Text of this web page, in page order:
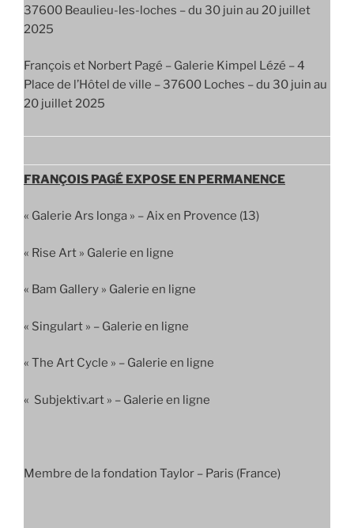
37600 Beaulieu-les-loches – du 30 juin au 20 juillet
2025
François et Norbert Pagé – Galerie Kimpel Lézé – 4
Place de l’Hôtel de ville – 37600 Loches – du 30 juin au
20 juillet 2025
FRANÇOIS PAGÉ EXPOSE EN PERMANENCE
« Galerie Ars longa » – Aix en Provence (13)
« Rise Art » Galerie en ligne
« Bam Gallery » Galerie en ligne
« Singulart » – Galerie en ligne
« The Art Cycle » – Galerie en ligne
« Subjektiv.art » – Galerie en ligne
Membre de la fondation Taylor – Paris (France)